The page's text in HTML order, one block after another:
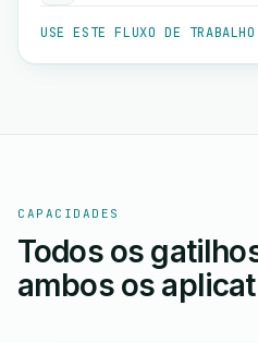
USE ESTE FLUXO DE TRABALHO
CAPACIDADES
Todos os
ambos os